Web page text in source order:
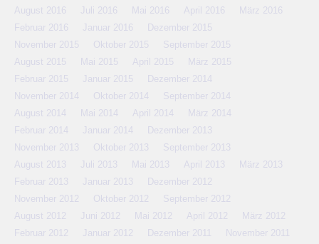
August 2016
Juli 2016 Mai 2016 April 2016
März 2016
Februar 2016
Januar 2016
Dezember 2015
November 2015
Oktober 2015
September 2015
August 2015
Mai 2015 April 2015
März 2015
Februar 2015
Januar 2015
Dezember 2014
November 2014
Oktober 2014
September 2014
August 2014
Mai 2014 April 2014
März 2014
Februar 2014
Januar 2014
Dezember 2013
November 2013
Oktober 2013
September 2013
August 2013
Juli 2013 Mai 2013 April 2013
März 2013
Februar 2013
Januar 2013
Dezember 2012
November 2012
Oktober 2012
September 2012
August 2012
Juni 2012 Mai 2012 April 2012
März 2012
Februar 2012
Januar 2012 Dezember 2011 November 2011